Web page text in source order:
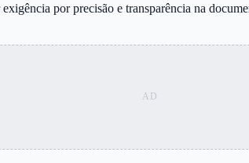
por precisão e transparência na